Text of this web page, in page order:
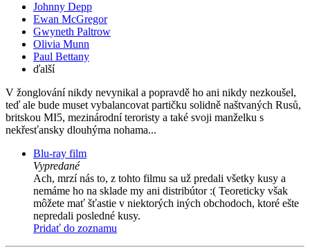
Johnny Depp
Ewan McGregor
Gwyneth Paltrow
Olivia Munn
Paul Bettany
ďalší
V žonglování nikdy nevynikal a popravdě ho ani nikdy nezkoušel,
teď ale bude muset vybalancovat partičku solidně naštvaných Rusů,
britskou MI5, mezinárodní teroristy a také svoji manželku s
nekřesťansky dlouhýma nohama...
Blu-ray film
Vypredané
Ach, mrzí nás to, z tohto filmu sa už predali všetky kusy a
nemáme ho na sklade my ani distribútor :( Teoreticky však
môžete mať šťastie v niektorých iných obchodoch, ktoré ešte
nepredali posledné kusy.
Pridať do zoznamu